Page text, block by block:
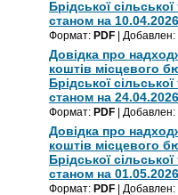
Брідської
станом на 10.04.2026
Формат: PDF | Добавлен:
Довідка про
коштів місцевого
Брідської
станом на 24.04.2026
Формат: PDF | Добавлен:
Довідка про
коштів місцевого
Брідської
станом на 01.05.2026
Формат: PDF | Добавлен: